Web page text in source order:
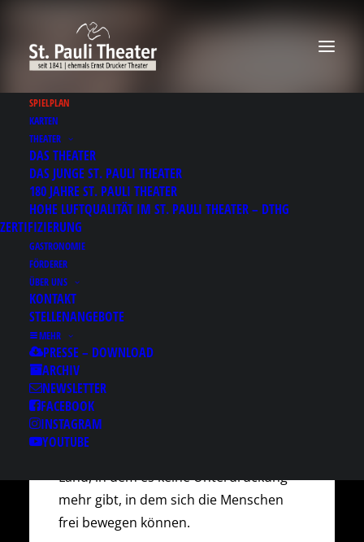
SPIELPLAN
KARTEN
THEATER
DAS THEATER
DAS JUNGE ST. PAULI THEATER
180 JAHRE ST. PAULI THEATER
HOHE LUFTQUALITÄT IM ST. PAULI THEATER – DTHG
ZERTIFIZIERUNG
GASTRONOMIE
FÖRDERER
ÜBER UNS
KONTAKT
STELLENANGEBOTE
MEHR
PRESSE – DOWNLOAD
ARCHIV
NEWSLETTER
FACEBOOK
INSTAGRAM
YOUTUBE
Oleanna
Ein Machtspiel
von David Mamet
Deutsch von Bernd Samland
„Oleanna“, der Stücktitel des
amerikanischen Erfolgsautors David
Mamet („Wenn der Postmann
zweimal klingelt“, „Die
Unbestechlichen“) ist eigentlich ein
Land, in dem es keine Unterdrückung
mehr gibt, in dem sich die Menschen
frei bewegen können.